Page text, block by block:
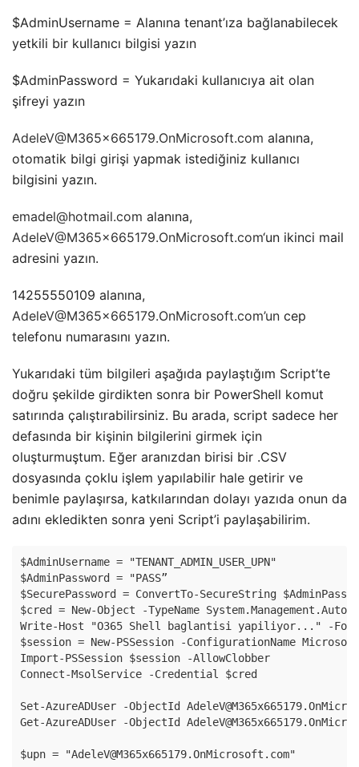
$AdminUsername = Alanına tenant’ıza bağlanabilecek
yetkili bir kullanıcı bilgisi yazın
$AdminPassword = Yukarıdaki kullanıcıya ait olan
şifreyi yazın
AdeleV@M365x665179.OnMicrosoft.com alanına,
otomatik bilgi girişi yapmak istediğiniz kullanıcı
bilgisini yazın.
emadel@hotmail.com alanına,
AdeleV@M365x665179.OnMicrosoft.com‘un ikinci mail
adresini yazın.
14255550109 alanına,
AdeleV@M365x665179.OnMicrosoft.com’un cep
telefonu numarasını yazın.
Yukarıdaki tüm bilgileri aşağıda paylaştığım Script’te
doğru şekilde girdikten sonra bir PowerShell komut
satırında çalıştırabilirsiniz. Bu arada, script sadece her
defasında bir kişinin bilgilerini girmek için
oluşturmuştum. Eğer aranızdan birisi bir .CSV
dosyasında çoklu işlem yapılabilir hale getirir ve
benimle paylaşırsa, katkılarından dolayı yazıda onun da
adını ekledikten sonra yeni Script’i paylaşabilirim.
$AdminUsername = "TENANT_ADMIN_USER_UPN"
$AdminPassword = "PASS”
$SecurePassword = ConvertTo-SecureString
$cred = New-Object -TypeName
Write-Host "O365 Shell baglantisi yapiliyor..." -
$session = New-PSSession -ConfigurationName
Import-PSSession $session -AllowClobber
Connect-MsolService -Credential $cred
Set-AzureADUser -ObjectId
Get-AzureADUser -ObjectId
$upn = "AdeleV@M365x665179.OnMicrosoft.com"